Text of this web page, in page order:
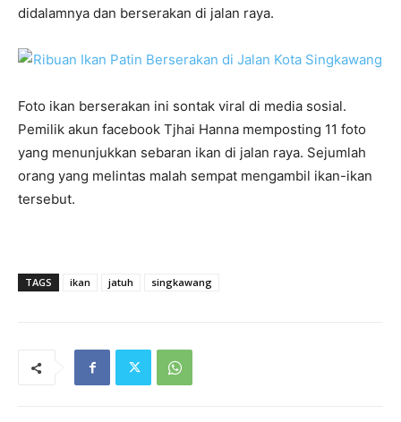
didalamnya dan berserakan di jalan raya.
Foto ikan berserakan ini sontak viral di media sosial.
Pemilik akun facebook Tjhai Hanna memposting 11 foto
yang menunjukkan sebaran ikan di jalan raya. Sejumlah
orang yang melintas malah sempat mengambil ikan-ikan
tersebut.
TAGS ikan jatuh singkawang